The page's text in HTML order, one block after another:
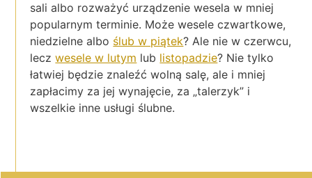
sali albo rozważyć urządzenie wesela w mniej
popularnym terminie. Może wesele czwartkowe,
niedzielne albo ślub w piątek? Ale nie w czerwcu,
leczwesele w lutym lub listopadzie? Nie tylko
łatwiej będzie znaleźć wolną salę, ale i mniej
zapłacimy za jej wynajęcie, za „talerzyk” i
wszelkie inne usługi ślubne.